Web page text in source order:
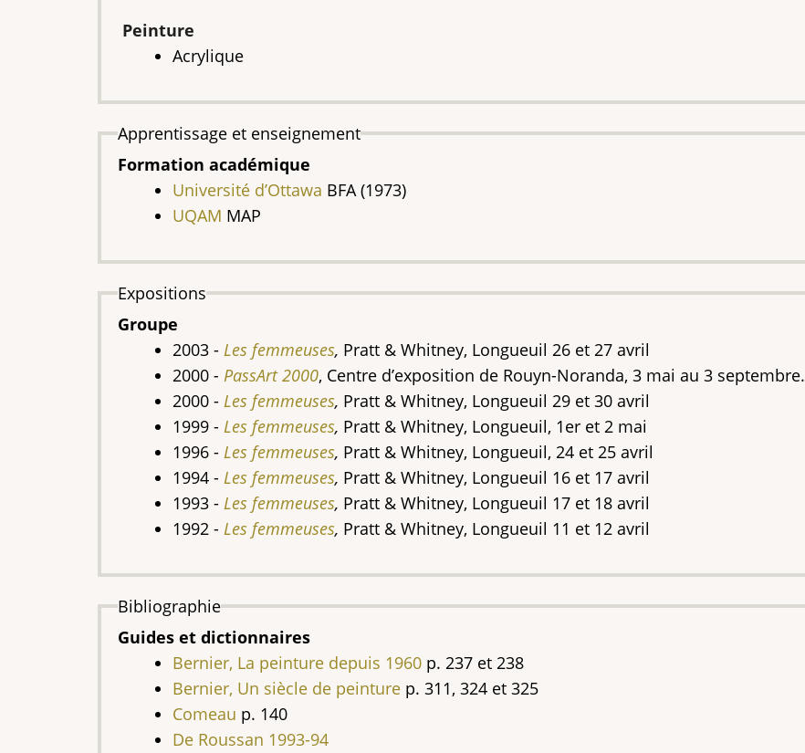
Peinture
Acrylique
Apprentissage et enseignement
Formation académique
Université d’Ottawa BFA (1973)
UQAM MAP
Expositions
Groupe
2003 - Les femmeuses, Pratt & Whitney, Longueuil 26 et 27 avril
2000 - PassArt 2000, Centre d’exposition de Rouyn-Noranda, 3 mai au 3 septembre.
2000 - Les femmeuses, Pratt & Whitney, Longueuil 29 et 30 avril
1999 - Les femmeuses, Pratt & Whitney, Longueuil, 1er et 2 mai
1996 - Les femmeuses, Pratt & Whitney, Longueuil, 24 et 25 avril
1994 - Les femmeuses, Pratt & Whitney, Longueuil 16 et 17 avril
1993 - Les femmeuses, Pratt & Whitney, Longueuil 17 et 18 avril
1992 - Les femmeuses, Pratt & Whitney, Longueuil 11 et 12 avril
Bibliographie
Guides et dictionnaires
Bernier, La peinture depuis 1960 p. 237 et 238
Bernier, Un siècle de peinture p. 311, 324 et 325
Comeau p. 140
De Roussan 1993-94